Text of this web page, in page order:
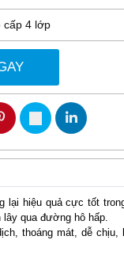
cấp 4 lớp
lại hiệu quả cực tốt
qua đường hô hấp.
thoáng mát, dễ chịu,